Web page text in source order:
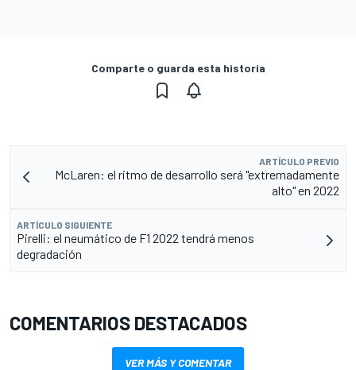
Comparte o guarda esta historia
ARTÍCULO PREVIO
McLaren: el ritmo de desarrollo será "extremadamente
alto" en 2022
ARTÍCULO SIGUIENTE
Pirelli: el neumático de F1 2022 tendrá menos
degradación
COMENTARIOS DESTACADOS
VER MÁS Y COMENTAR